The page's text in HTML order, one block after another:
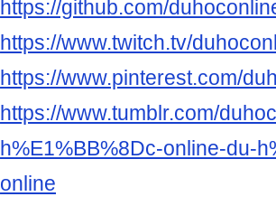
https://github.com/
https://www.twitch.tv/
https://www.pinterest.com/
https://www.tumblr.com/
h%E1%BB%8Dc-online-du-
online